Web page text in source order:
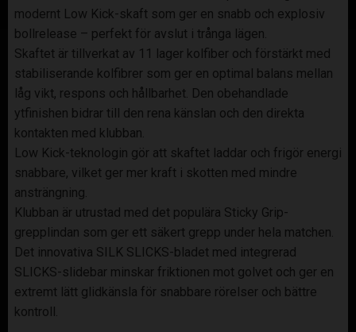
modernt Low Kick-skaft som ger en snabb och explosiv
bollrelease – perfekt för avslut i trånga lägen.
Skaftet är tillverkat av 11 lager kolfiber och förstärkt med
stabiliserande kolfibrer som ger en optimal balans mellan
låg vikt, respons och hållbarhet. Den obehandlade
ytfinishen bidrar till den rena känslan och den direkta
kontakten med klubban.
Low Kick-teknologin gör att skaftet laddar och frigör energi
snabbare, vilket ger mer kraft i skotten med mindre
ansträngning.
Klubban är utrustad med det populära Sticky Grip-
grepplindan som ger ett säkert grepp under hela matchen.
Det innovativa SILK SLICKS-bladet med integrerad
SLICKS-slidebar minskar friktionen mot golvet och ger en
extremt lätt glidkänsla för snabbare rörelser och bättre
kontroll.